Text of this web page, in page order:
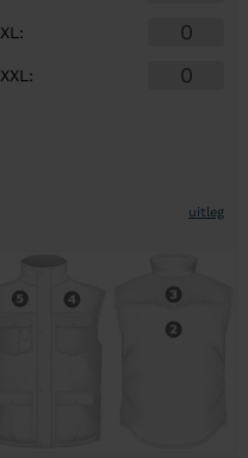
XL :
XXL :
uitleg